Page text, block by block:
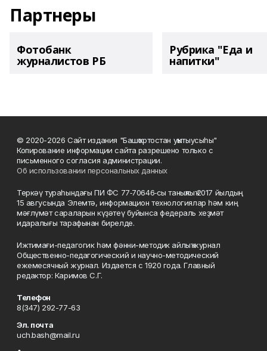
Партнеры
Фотобанк
журналистов РБ
Рубрика "Еда и
напитки"
© 2020-2026 Сайт издания "Башҡортостан уҡытыусыһы"
Копирование информации сайта разрешено только с
письменного согласия администрации.
Об использовании персональных данных
Теркәү тураһындағы ПИ ФС 77‑70646‑сы таныҡлыҡ 2017 йылдың
15 авгусында Элемтә, информацион технологиялар һәм киң
мәғлүмәт сараларын күҙәтеү буйынса федераль хеҙмәт
идаралығы тарафынан бирелде.
Ижтимағи-педагогик һәм фәнни-методик айлыҡ журнал
Общественно-педагогический и научно-методический
ежемесячный журнал. Издается с 1920 года. Главный
редактор: Каримов С.Г.
Телефон
8(347) 292-77-63
Эл. почта
uch.bash@mail.ru